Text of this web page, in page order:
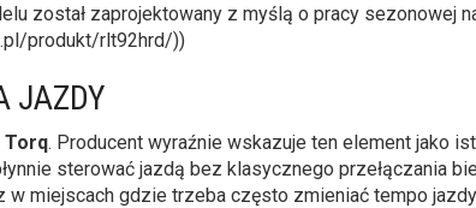
został zaprojektowany z myślą o pracy sezonowej
produkt/rlt92hrd/))
JAZDY
Torq. Producent wyraźnie wskazuje ten element jako
sterować jazdą bez klasycznego przełączania
miejscach gdzie trzeba często zmieniać tempo